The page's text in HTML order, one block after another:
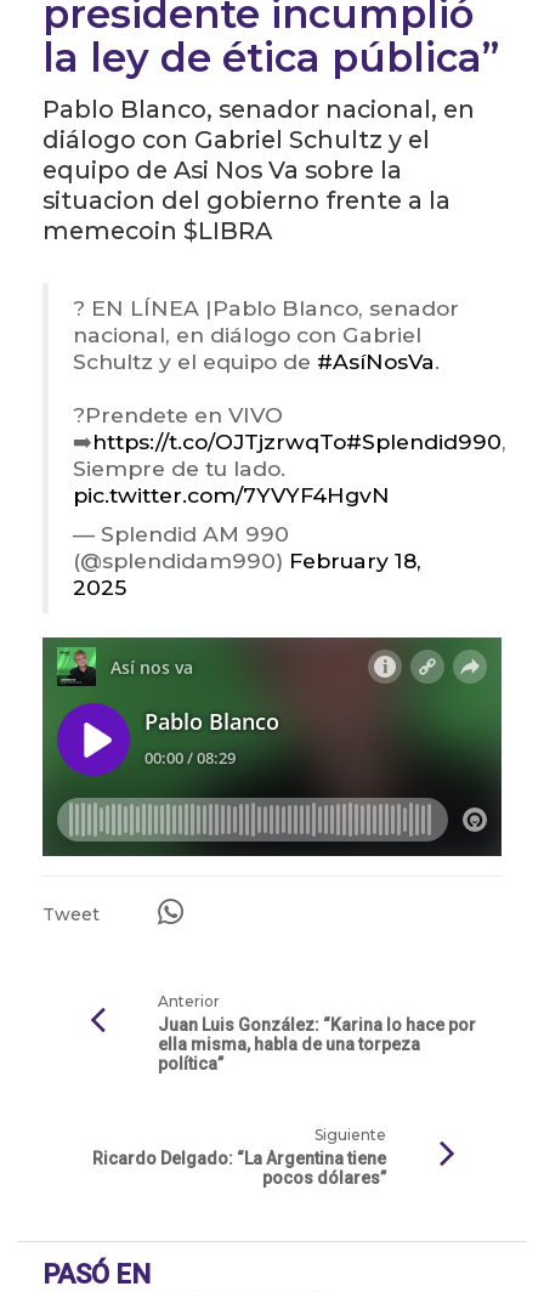
presidente incumplió
la ley de ética pública”
Pablo Blanco, senador nacional, en
diálogo con Gabriel Schultz y el
equipo de Asi Nos Va sobre la
situacion del gobierno frente a la
memecoin $LIBRA
? EN LÍNEA |Pablo Blanco, senador
nacional, en diálogo con Gabriel
Schultz y el equipo de #AsíNosVa.
?Prendete en VIVO
➡️https://t.co/OJTjzrwqTo#Splendid990,
Siempre de tu lado.
pic.twitter.com/7YVYF4HgvN
— Splendid AM 990
(@splendidam990) February 18,
2025
Tweet
Anterior
Juan Luis González: “Karina lo hace por
ella misma, habla de una torpeza
política”
Siguiente
Ricardo Delgado: “La Argentina tiene
pocos dólares”
PASÓ EN